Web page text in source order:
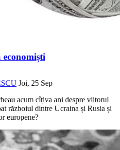
Joi, 25 Sep
acum cîțiva ani despre viitorul
războiul dintre Ucraina și Rusia și
europene?